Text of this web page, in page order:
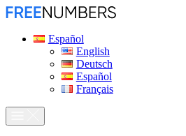
Español
English
Deutsch
Español
Français